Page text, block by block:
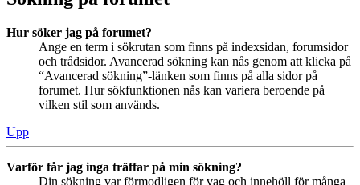
Hur söker jag på forumet?
Ange en term i sökrutan som finns på indexsidan, forumsidor
och trådsidor. Avancerad sökning kan nås genom att klicka på
“Avancerad sökning”-länken som finns på alla sidor på
forumet. Hur sökfunktionen nås kan variera beroende på
vilken stil som används.
Upp
Varför får jag inga träffar på min sökning?
Din sökning var förmodligen för vag och innehöll för många